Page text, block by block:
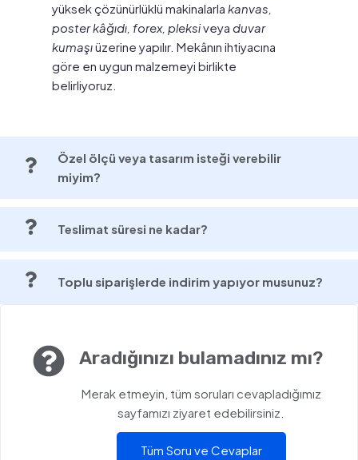
yüksek çözünürlüklü makinalarla kanvas,
poster kâğıdı, forex, pleksiveya duvar
kumaşıüzerine yapılır. Mekânın ihtiyacına
göre en uygun malzemeyi birlikte
belirliyoruz.
Özel ölçü veya tasarım isteği verebilir
miyim?
Teslimat süresi ne kadar?
Toplu siparişlerde indirim yapıyor musunuz?
Aradığınızı bulamadınız mı?
Merak etmeyin, tüm soruları cevapladığımız
sayfamızı ziyaret edebilirsiniz.
Tüm Soru ve Cevaplar